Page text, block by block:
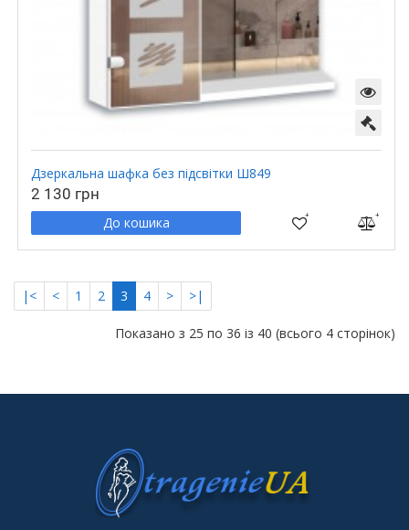
Дзеркальна шафка без підсвітки Ш849
2 130 грн
До кошика
|< < 1 2 3 4 > >|
Показано з 25 по 36 із 40 (всього 4 сторінок)